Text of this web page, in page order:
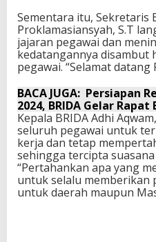
Sementara itu, Sekretaris
Proklamasiansyah, S.T
jajaran pegawai dan
kedatangannya disambut
pegawai. “Selamat datang
BACA JUGA: Persiapan
2024, BRIDA Gelar Rapat
Kepala BRIDA Adhi
seluruh pegawai untuk
kerja dan tetap
sehingga tercipta
“Pertahankan apa yang
untuk selalu memberikan
untuk daerah maupun